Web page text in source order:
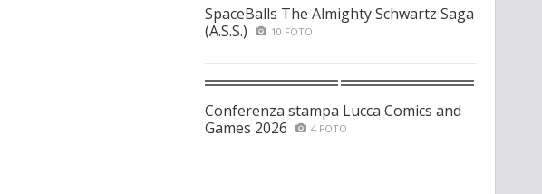
SpaceBalls The Almighty Schwartz Saga
(A.S.S.)
10 FOTO
Conferenza stampa Lucca Comics and
Games 2026
4 FOTO